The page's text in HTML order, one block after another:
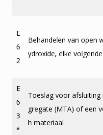
E
6
2
Behandelen van open
ydroxide, elke
E
6
3
*
Toeslag voor
gregate (MTA) of een
h materiaal